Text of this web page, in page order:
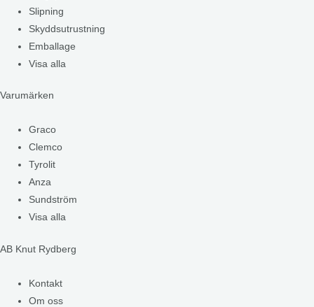
Slipning
Skyddsutrustning
Emballage
Visa alla
Varumärken
Graco
Clemco
Tyrolit
Anza
Sundström
Visa alla
AB Knut Rydberg
Kontakt
Om oss